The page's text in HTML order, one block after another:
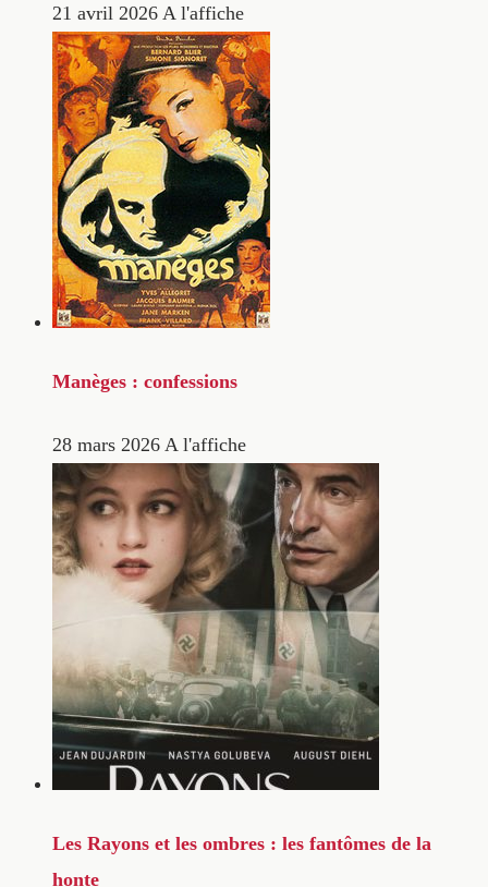
21 avril 2026 A l'affiche
Manèges : confessions
28 mars 2026 A l'affiche
Les Rayons et les ombres : les fantômes de la
honte